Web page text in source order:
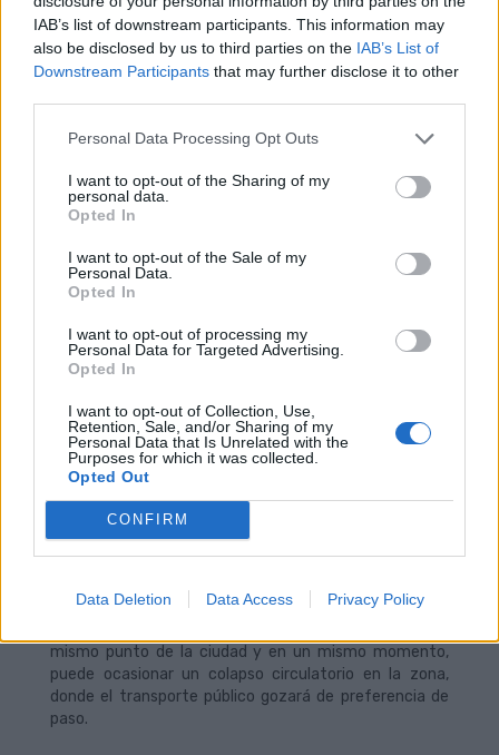
IAB’s list of downstream participants. This information may
also be disclosed by us to third parties on the IAB’s List of
Downstream Participants that may further disclose it to other
Personal Data Processing Opt Outs
I want to opt-out of the Sharing of my
personal data.
Opted In
I want to opt-out of the Sale of my
Personal Data.
Opted In
I want to opt-out of processing my
Personal Data for Targeted Advertising.
Opted In
I want to opt-out of Collection, Use,
Retention, Sale, and/or Sharing of my
Personal Data that Is Unrelated with the
Purposes for which it was collected.
Opted Out
CONFIRM
Data Deletion Data Access Privacy Policy
Llegada anticipada a Siete Palmas
Además, durante este domingo si se prefiere acudir
anticipadamente para visitar la ‘Fan Zone’, las
expediciones de Guaguas Municipales conectarán el
cuenta con salidas desde el Parque, a la vez que se
Perdida), que cuenta con parada en el Estadio (Hoya de
la Gallina) en sentido ida y en la Avenida Pintor Felo
Monzón (frente a Hipercor) en sentido vuelta; y la Línea
45 (Santa Catalina-Hoya Andrea), que tiene parada en
la Avenida Pintor Felo Monzón, 37 (ida) y frente a
Hipercor (sentido Ciudad Baja, vuelta).
Desde el Teatro, además de los servicios especiales, se
puede tomar la Línea 91, que dispone de parada en el
de la confluencia entre las gradas Curva y Sur del
Estadio de Gran Canaria. Todos los horarios se
encuentran disponibles en la sección Tu línea de la
página web guaguas.com o a través de la aplicación de
móvil ‘Guaguas LPA’.
Guaguas Municipales recomienda el uso de transporte
público para la asistencia a este evento deportivo,
espectadores. Por ello recuerda que la concentración
mismo punto de la ciudad y en un mismo momento,
puede ocasionar un colapso circulatorio en la zona,
donde el transporte público gozará de preferencia de
paso.